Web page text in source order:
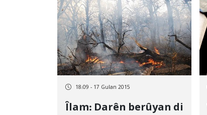
18:09 - 17 Gulan 2015
Îlam: Darên berûyan di